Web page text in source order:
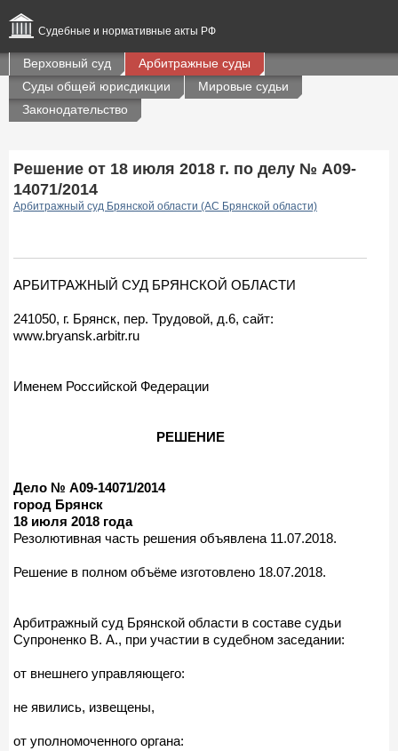
Судебные и нормативные акты РФ
Верховный суд
Арбитражные суды
Суды общей юрисдикции
Мировые судьи
Законодательство
Решение от 18 июля 2018 г. по делу № А09-
14071/2014
Арбитражный суд Брянской области (АС Брянской области)
АРБИТРАЖНЫЙ СУД БРЯНСКОЙ ОБЛАСТИ
241050, г. Брянск, пер. Трудовой, д.6, сайт:
www.bryansk.arbitr.ru
Именем Российской Федерации
РЕШЕНИЕ
Дело № А09-14071/2014
город Брянск
18 июля 2018 года
Резолютивная часть решения объявлена 11.07.2018.
Решение в полном объёме изготовлено 18.07.2018.
Арбитражный суд Брянской области в составе судьи
Супроненко В. А., при участии в судебном заседании:
от внешнего управляющего:
не явились, извещены,
от уполномоченного органа: